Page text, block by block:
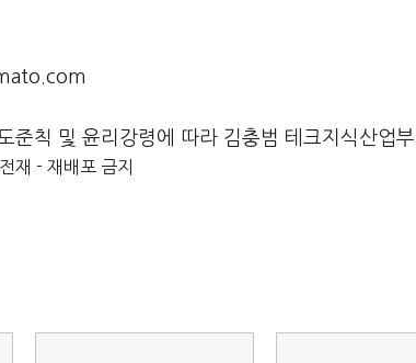
준칙 및 윤리강령에 따라 김충범 테크지식산업
재 - 재배포 금지